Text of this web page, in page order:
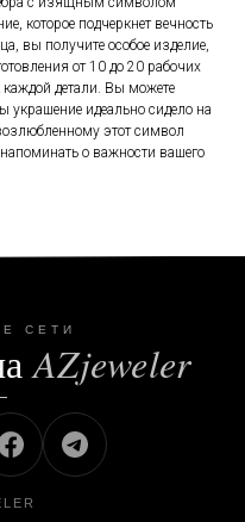
которое подчеркнет вечность
вы получите особое изделие,
от 10 до 20 рабочих
каждой детали. Вы можете
украшение идеально сидело на
этот символ
о важности вашего
СЕТИ
AZjeweler